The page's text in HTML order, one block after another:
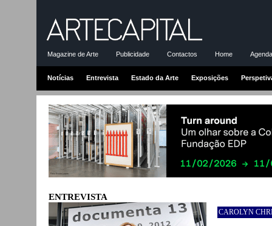
Magazine de Arte Publicidade Contactos Home
Notícias Entrevista Estado da Arte Exposições
ENTREVISTA
CAROLYN